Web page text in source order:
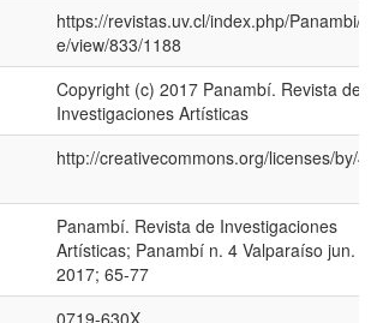
https://revistas.uv.cl/index.php/Panambi/
e/view/833/1188
Copyright (c) 2017 Panambí. Revista de
Investigaciones Artísticas
http://creativecommons.org/licenses/by/
Panambí. Revista de Investigaciones
Artísticas; Panambí n. 4 Valparaíso jun.
2017; 65-77
0719-630X